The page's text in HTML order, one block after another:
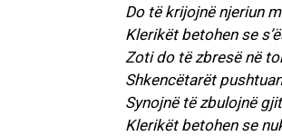
Do të krijojnë njeriun
Klerikët betohen se
Zoti do të zbresë në
Shkencëtarët
Synojnë të zbulojnë
Klerikët betohen se